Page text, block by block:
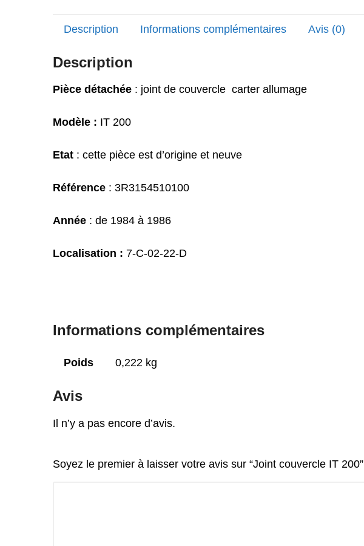
Description Informations complémentaires Avis (0)
Description
Pièce détachée : joint de couvercle carter allumage
Modèle : IT 200
Etat : cette pièce est d’origine et neuve
Référence : 3R3154510100
Année : de 1984 à 1986
Localisation : 7-C-02-22-D
Informations complémentaires
Poids 0,222 kg
Avis
Il n’y a pas encore d’avis.
Soyez le premier à laisser votre avis sur “Joint couvercle IT 200”